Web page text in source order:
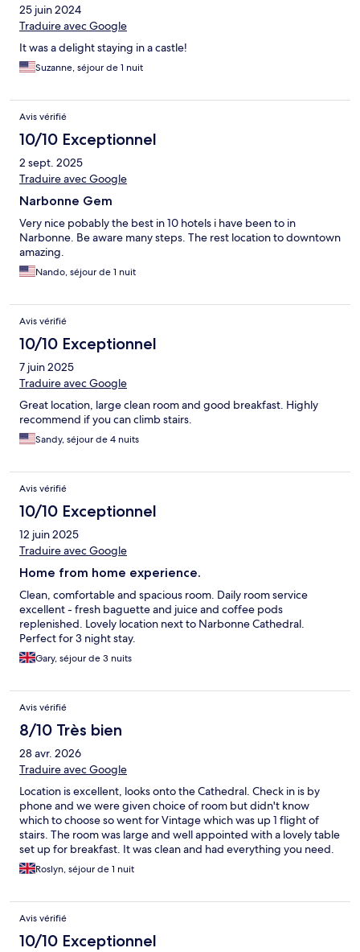
25 juin 2024
Traduire avec Google
It was a delight staying in a castle!
Suzanne, séjour de 1 nuit
Avis vérifié
10/10 Exceptionnel
2 sept. 2025
Traduire avec Google
Narbonne Gem
Very nice pobably the best in 10 hotels i have been to in
Narbonne. Be aware many steps. The rest location to downtown
amazing.
Nando, séjour de 1 nuit
Avis vérifié
10/10 Exceptionnel
7 juin 2025
Traduire avec Google
Great location, large clean room and good breakfast. Highly
recommend if you can climb stairs.
Sandy, séjour de 4 nuits
Avis vérifié
10/10 Exceptionnel
12 juin 2025
Traduire avec Google
Home from home experience.
Clean, comfortable and spacious room. Daily room service
excellent - fresh baguette and juice and coffee pods
replenished. Lovely location next to Narbonne Cathedral.
Perfect for 3 night stay.
Gary, séjour de 3 nuits
Avis vérifié
8/10 Très bien
28 avr. 2026
Traduire avec Google
Location is excellent, looks onto the Cathedral. Check in is by
phone and we were given choice of room but didn't know
which to choose so went for Vintage which was up 1 flight of
stairs. The room was large and well appointed with a lovely table
set up for breakfast. It was clean and had everything you need.
However I would not recommend if you are traveling with
anyone other than a partner. There is no separate bathroom!
tiny cubicle with the toilet in and if you are large you wouldn't be
able to shut the door.
Roslyn, séjour de 1 nuit
Avis vérifié
10/10 Exceptionnel